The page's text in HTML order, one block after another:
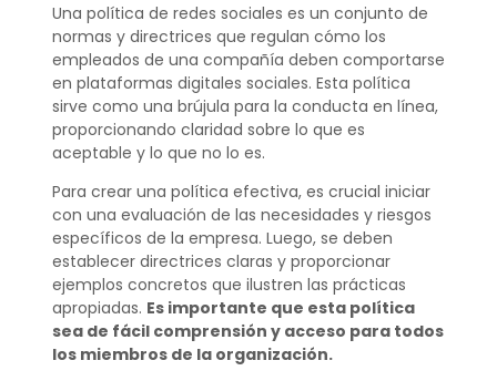
Una política de redes sociales es un conjunto de
normas y directrices que regulan cómo los
empleados de una compañía deben comportarse
en plataformas digitales sociales. Esta política
sirve como una brújula para la conducta en línea,
proporcionando claridad sobre lo que es
aceptable y lo que no lo es.
Para crear una política efectiva, es crucial iniciar
con una evaluación de las necesidades y riesgos
específicos de la empresa. Luego, se deben
establecer directrices claras y proporcionar
ejemplos concretos que ilustren las prácticas
apropiadas. Es importante que esta política
sea de fácil comprensión y acceso para todos
los miembros de la organización.